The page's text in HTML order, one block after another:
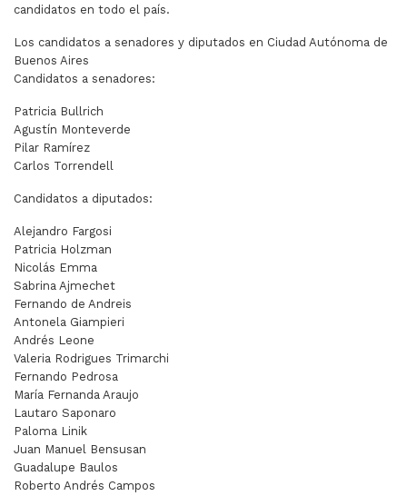
candidatos en todo el país.
Los candidatos a senadores y diputados en Ciudad Autónoma de
Buenos Aires
Candidatos a senadores:
Patricia Bullrich
Agustín Monteverde
Pilar Ramírez
Carlos Torrendell
Candidatos a diputados:
Alejandro Fargosi
Patricia Holzman
Nicolás Emma
Sabrina Ajmechet
Fernando de Andreis
Antonela Giampieri
Andrés Leone
Valeria Rodrigues Trimarchi
Fernando Pedrosa
María Fernanda Araujo
Lautaro Saponaro
Paloma Linik
Juan Manuel Bensusan
Guadalupe Baulos
Roberto Andrés Campos